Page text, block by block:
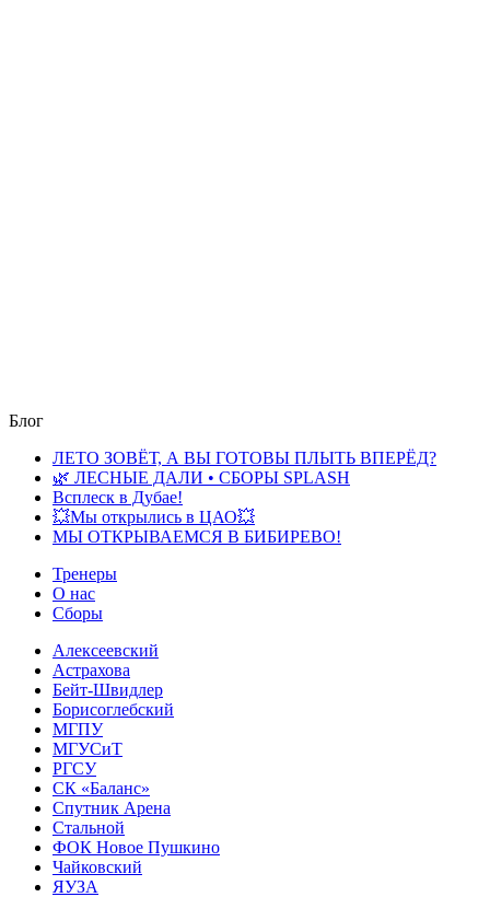
Блог
ЛЕТО ЗОВЁТ, А ВЫ ГОТОВЫ ПЛЫТЬ ВПЕРЁД?
🌿 ЛЕСНЫЕ ДАЛИ • СБОРЫ SPLASH
Всплеск в Дубае!
💥Мы открылись в ЦАО💥
МЫ ОТКРЫВАЕМСЯ В БИБИРЕВО!
Тренеры
О нас
Сборы
Алексеевский
Астрахова
Бейт-Швидлер
Борисоглебский
МГПУ
МГУСиТ
РГСУ
СК «Баланс»
Спутник Арена
Стальной
ФОК Новое Пушкино
Чайковский
ЯУЗА